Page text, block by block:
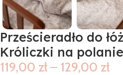
Prześcieradło do
Króliczki na polanie
119,00 zł – 129,00 zł